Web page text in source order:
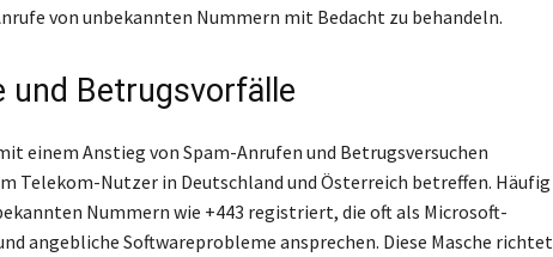
von unbekannten Nummern mit Bedacht zu behandeln.
und Betrugsvorfälle
einem Anstieg von Spam-Anrufen und Betrugsversuchen
Telekom-Nutzer in Deutschland und Österreich betreffen. Häufig
Nummern wie +443 registriert, die oft als Microsoft-
angebliche Softwareprobleme ansprechen. Diese Masche richtet